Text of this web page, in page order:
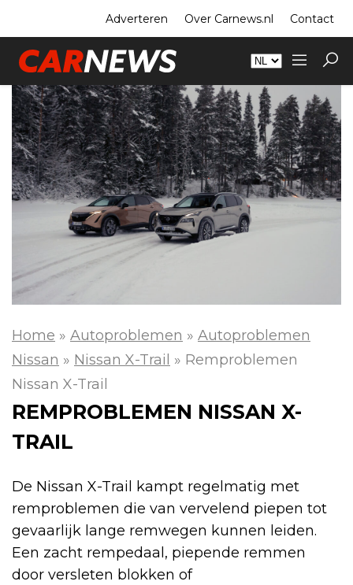
Adverteren Over Carnews.nl Contact
Home » Autoproblemen » Autoproblemen
Nissan » Nissan X-Trail » Remproblemen
Nissan X-Trail
REMPROBLEMEN NISSAN X-
TRAIL
De Nissan X-Trail kampt regelmatig met
remproblemen die van vervelend piepen tot
gevaarlijk lange remwegen kunnen leiden.
Een zacht rempedaal, piepende remmen
door versleten blokken of